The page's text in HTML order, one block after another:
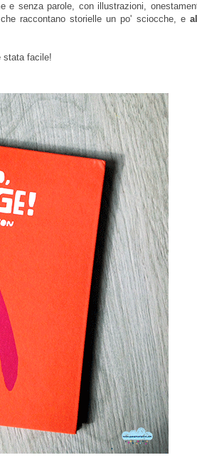
senza parole, con illustrazioni,
raccontano storielle un po' sciocche, e
stata facile!